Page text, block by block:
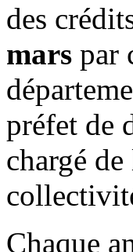
des
mars par
préfet de
chargé
Chaque